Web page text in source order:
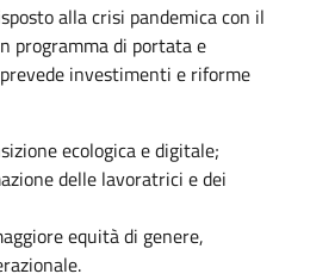
alla crisi pandemica con il
programma di portata e
investimenti e riforme
ecologica e digitale;
delle lavoratrici e dei
equità di genere,